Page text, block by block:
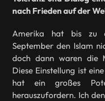
nach Frieden auf der
Amerika hat bis zu
September den Islam
doch dann waren die
Diese Einstellung ist
hat ein großes
herauszufordern. Ich